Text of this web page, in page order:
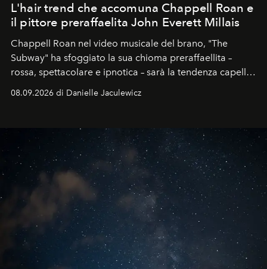
L'hair trend che accomuna Chappell Roan e
il pittore preraffaelita John Everett Millais
Chappell Roan nel video musicale del brano, "The
Subway" ha sfoggiato la sua chioma preraffaellita –
rossa, spettacolare e ipnotica – sarà la tendenza capelli
dell'autunno?
08.09.2026 di Danielle Jaculewicz